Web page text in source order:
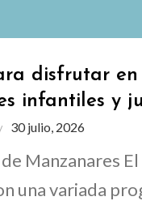
disfrutar
infantiles y
30 julio, 2026
Manzanares El
una variada